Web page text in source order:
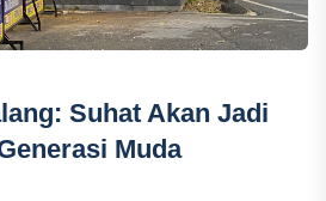
Suhat Akan Jadi
Muda